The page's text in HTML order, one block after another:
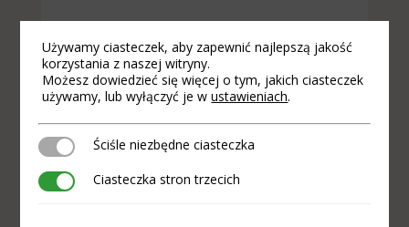
Używamy ciasteczek, aby zapewnić najlepszą jakość
korzystania z naszej witryny.
Możesz dowiedzieć się więcej o tym, jakich ciasteczek
używamy, lub wyłączyć je wustawieniach.
Ściśle niezbędne ciasteczka
Ściśle niezbędne ciasteczka
Ciasteczka stron trzecich
Ciasteczka stron trzecich